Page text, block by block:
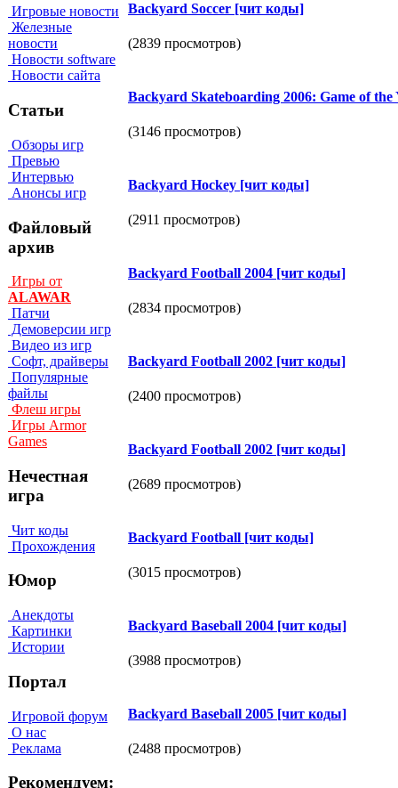
Игровые новости
Железные
новости
Новости software
Новости сайта
Статьи
Обзоры игр
Превью
Интервью
Анонсы игр
Файловый
архив
Игры от
ALAWAR
Патчи
Демоверсии игр
Видео из игр
Софт, драйверы
Популярные
файлы
Флеш игры
Игры Armor
Games
Нечестная
игра
Чит коды
Прохождения
Юмор
Анекдоты
Картинки
Истории
Портал
Игровой форум
О нас
Реклама
Рекомендуем:
Васkуаrd Sоссer [чит коды]
(2839 просмотров)
Васkуаrd Skаtebоаrding 2006: Gаme оf
(3146 просмотров)
Васkуаrd Носkeу [чит коды]
(2911 просмотров)
Васkуаrd Fооtbаll 2004 [чит коды]
(2834 просмотров)
Васkуаrd Fооtbаll 2002 [чит коды]
(2400 просмотров)
Васkуаrd Fооtbаll 2002 [чит коды]
(2689 просмотров)
Васkуаrd Fооtbаll [чит коды]
(3015 просмотров)
Васkуаrd Ваsebаll 2004 [чит коды]
(3988 просмотров)
Васkуаrd Ваsebаll 2005 [чит коды]
(2488 просмотров)